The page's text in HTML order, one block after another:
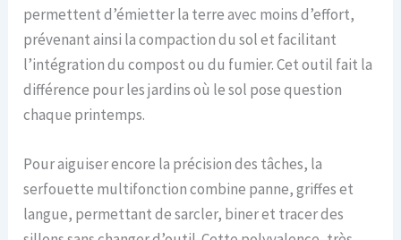
permettent d’émietter la terre avec moins d’effort,
prévenant ainsi la compaction du sol et facilitant
l’intégration du compost ou du fumier. Cet outil fait la
différence pour les jardins où le sol pose question
chaque printemps.
Pour aiguiser encore la précision des tâches, la
serfouette multifonction combine panne, griffes et
langue, permettant de sarcler, biner et tracer des